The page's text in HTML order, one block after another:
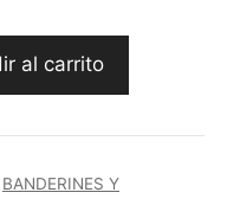
al carrito
BANDERINES Y